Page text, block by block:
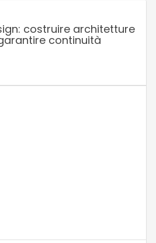
costruire architetture
continuità